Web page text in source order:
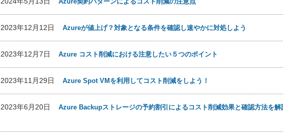
2023年12月12日 Azureが値上げ？対象となる条件を確認し速やかに対処しよう
2023年12月7日 Azure コスト削減における注意したい５つのポイント
2023年11月29日 Azure Spot VMを利用してコスト削減をしよう！
2023年6月20日 Azure Backupストレージの予約割引によるコスト削減効果と確認方法を解